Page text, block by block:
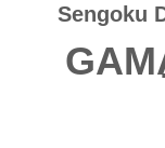
Sengoku